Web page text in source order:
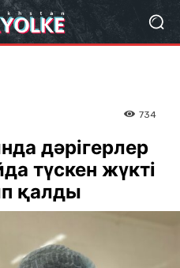
734
дәрігерлер
түскен жүкті
қалды